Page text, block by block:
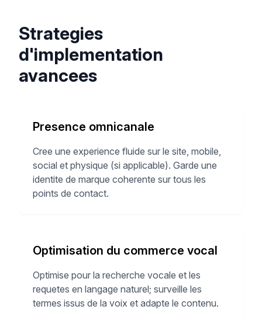
Strategies
d'implementation
avancees
Presence omnicanale
Cree une experience fluide sur le site, mobile,
social et physique (si applicable). Garde une
identite de marque coherente sur tous les
points de contact.
Optimisation du commerce vocal
Optimise pour la recherche vocale et les
requetes en langage naturel; surveille les
termes issus de la voix et adapte le contenu.